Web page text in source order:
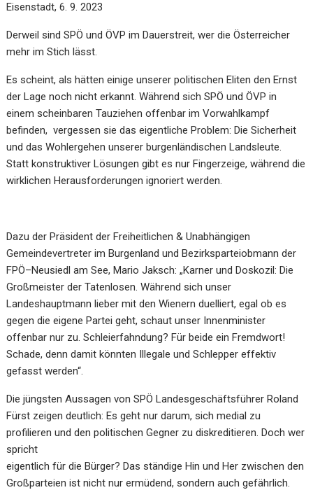
Eisenstadt, 6. 9. 2023
Derweil sind SPÖ und ÖVP im Dauerstreit, wer die Österreicher
mehr im Stich lässt.
Es scheint, als hätten einige unserer politischen Eliten den Ernst
der Lage noch nicht erkannt. Währendsich SPÖ und ÖVP in
einem scheinbaren Tauziehen offenbar im Vorwahlkampf
befinden, vergessen siedas eigentliche Problem: Die Sicherheit
und das Wohlergehen unserer burgenländischen Landsleute.
Statt konstruktiver Lösungen gibt es nur Fingerzeige, während die
wirklichen Herausforderungenignoriert werden.
Dazu der Präsident der Freiheitlichen & Unabhängigen
Gemeindevertreter im Burgenland undBezirksparteiobmann der
FPÖ–Neusiedl am See, Mario Jaksch: „Karner und Doskozil: Die
Großmeisterder Tatenlosen. Während sich unser
Landeshauptmann lieber mit den Wienern duelliert, egal ob es
gegen die eigene Partei geht, schaut unser Innenminister
offenbar nur zu. Schleierfahndung? Für beideein Fremdwort!
Schade, denn damit könnten Illegale und Schlepper effektiv
gefasst werden“.
Die jüngsten Aussagen von SPÖ Landesgeschäftsführer Roland
Fürst zeigen deutlich: Es geht nurdarum, sich medial zu
profilieren und den politischen Gegner zu diskreditieren. Doch wer
spricht
eigentlich für die Bürger? Das ständige Hin und Her zwischen den
Großparteien ist nicht nur ermüdend,sondern auch gefährlich.